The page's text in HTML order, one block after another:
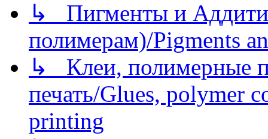
↳ Пигменты и
полимерам)/Pigments
↳ Клеи, полимерные
печать/Glues, polymer
printing